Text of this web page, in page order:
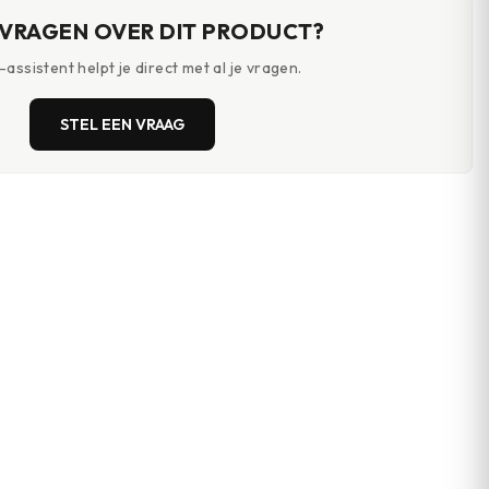
OVER DIT PRODUCT?
assistent helpt je direct met al je vragen.
STEL EEN VRAAG